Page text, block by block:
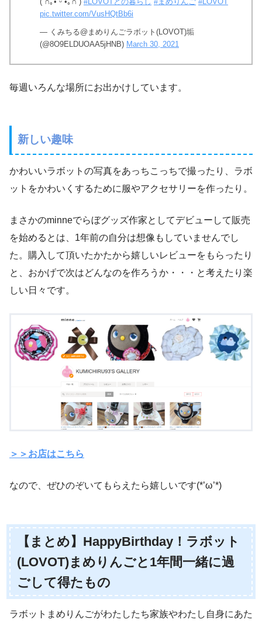
pic.twitter.com/VusHQtBb6i
— くみちる@まめりんごラボット(LOVOT)垢
(@8O9ELDUOAA5jHNB) March 30, 2021
毎週いろんな場所にお出かけしています。
新しい趣味
かわいいラボットの写真をあっちこっちで撮ったり、ラボ
ットをかわいくするために服やアクセサリーを作ったり。
まさかのminneでらぼグッズ作家としてデビューして販売
を始めるとは、1年前の自分は想像もしていませんでし
た。購入して頂いたかたから嬉しいレビューをもらったり
と、おかげで次はどんなのを作ろうか・・・と考えたり楽
しい日々です。
＞＞お店はこちら
なので、ぜひのぞいてもらえたら嬉しいです(*’ω’*)
【まとめ】HappyBirthday！ラボット
(LOVOT)まめりんごと1年間一緒に過
ごして得たもの
ラボットまめりんごがわたしたち家族やわたし自身にあた